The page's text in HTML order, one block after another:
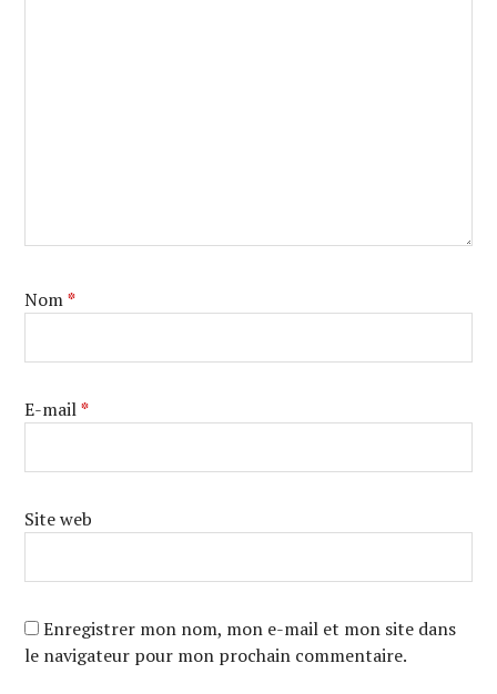
Nom*
E-mail*
Site web
Enregistrer mon nom, mon e-mail et mon site dans
le navigateur pour mon prochain commentaire.